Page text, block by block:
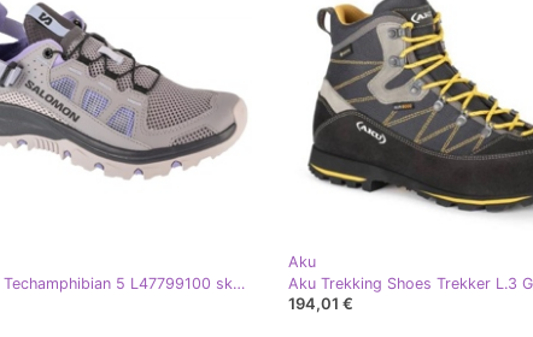
Salomon Techamphibian 5 L47799100 skor grå
Aku
194,01 €